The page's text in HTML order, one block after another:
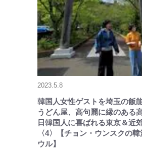
2023.5.8
韓国人女性ゲストを埼玉の飯
うどん屋、高句麗に縁のある
日韓国人に喜ばれる東京＆近
〈4〉【チョン・ウンスクの
ウル】